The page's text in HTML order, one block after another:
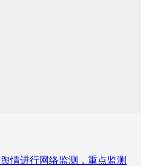
情进行网络监测，重点监测